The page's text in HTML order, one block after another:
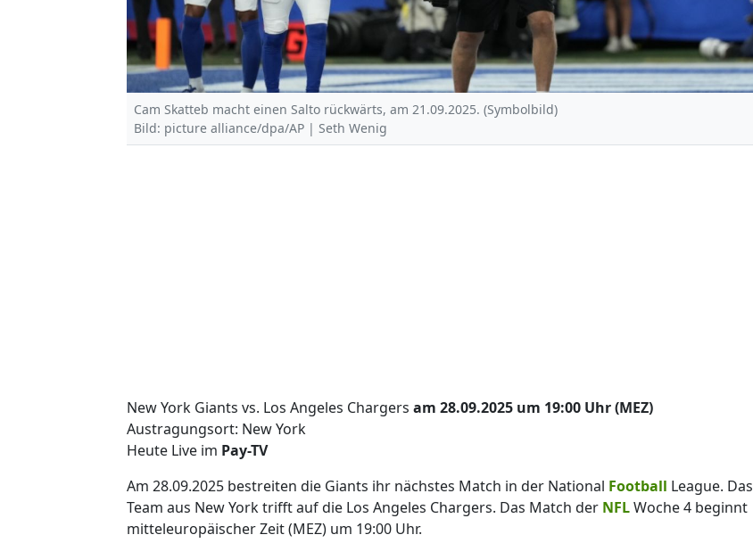
Cam Skatteb macht einen Salto rückwärts, am 21.09.2025. (Symbolbild)
Bild: picture alliance/dpa/AP | Seth Wenig
New York Giants vs. Los Angeles Chargers am 28.09.2025 um 19:00 Uhr (MEZ)
Austragungsort: New York
Heute Live im Pay-TV
Am 28.09.2025 bestreiten die Giants ihr nächstes Match in der National Football League. Das
Team aus New York trifft auf die Los Angeles Chargers. Das Match der NFLWoche 4 beginnt
mitteleuropäischer Zeit (MEZ) um 19:00 Uhr.